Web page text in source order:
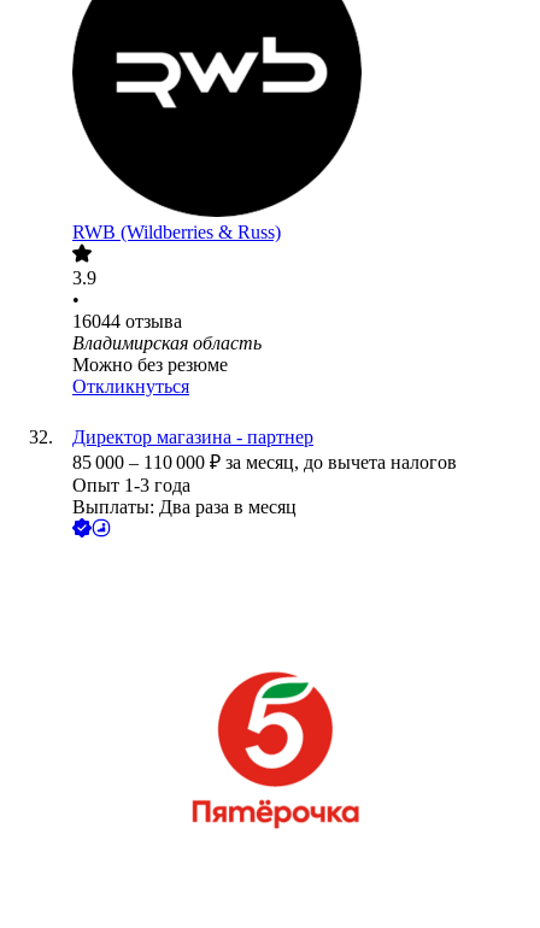
RWB (Wildberries & Russ)
3.9
•
16044 отзыва
Владимирская область
Можно без резюме
Откликнуться
Директор магазина - партнер
85 000 – 110 000 ₽ за месяц, до вычета налогов
Опыт 1-3 года
Выплаты: Два раза в месяц